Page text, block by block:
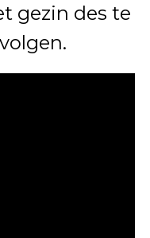
gezin des te